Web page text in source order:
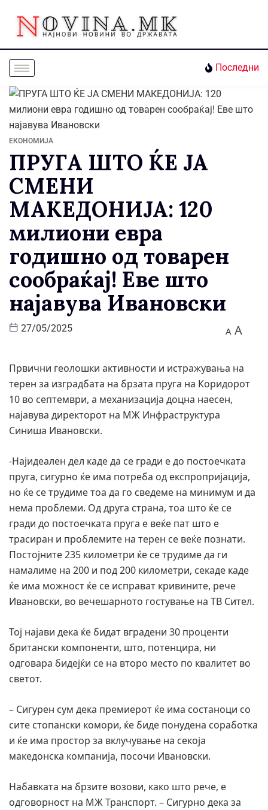
Последни
ЕКОНОМИЈА
ПРУГА ШТО ЌЕ ЈА
СМЕНИ
МАКЕДОНИЈА: 120
милиони евра
годишно од товарен
сообраќај! Еве што
најавува Ивановски
27/05/2025 A A
Првични геолошки активности и истражувања на
терен за изградбата на брзата пруга на Коридорот
10 во септември, а механизација доцна наесен,
најавува директорот на МЖ Инфраструктура
Синиша Ивановски.
-Најидеален дел каде да се гради е до постоечката
пруга, сигурно ќе има потреба од експропријација,
но ќе се трудиме тоа да го сведеме на минимум и да
нема проблеми. Од друга страна, тоа што ќе се
гради до постоечката пруга е веќе пат што е
трасиран и проблемите на терен се веќе познати.
Постојните 235 километри ќе се трудиме да ги
намалиме на 200 и под 200 километри, секаде каде
ќе има можност ќе се исправат кривините, рече
Ивановски, во вечешарното гостување на ТВ Сител.
Тој најави дека ќе бидат вградени 30 проценти
британски компоненти, што, потенцира, ни
одговара бидејќи се на второ место по квалитет во
светот.
– Сигурен сум дека премиерот ќе има состаноци со
сите стопански комори, ќе биде понудена соработка
и ќе има простор за вклучување на секоја
македонска компанија, посочи Ивановски.
Набавката на брзите возови, како што рече, е
одговорност на МЖ Транспорт. – Сигурно дека за